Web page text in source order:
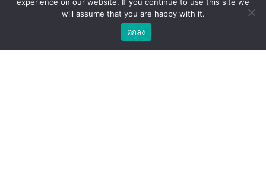
จุดยึดสารเคมี
พุกสำหรับงานก่อสร้าง/ พุกเหล็ก /พุกเบ่ง
will assume that you are happy with it.
ตกลง